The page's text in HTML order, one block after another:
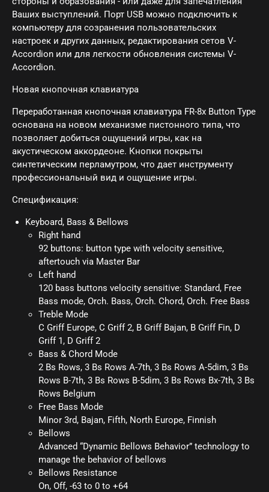
Ваших выступлений. Порт USB можно подключить к
компьютеру для созранения пользовательских
настроек и других данных, редактирования сетов V-
Accordion или для легкости обновления системы V-
Accordion.
Новая кнопочная клавиатура
Переработанная кнопочная клавиатура FR-8x Button Type
основана на новом механизме пистонного типа, что
позволяет добиться ощущений игры, как на
акустическом аккордеоне. Кнопки покрыты
синтетическим перламутром, что дает инструменту
профессиональный вид и ощущение игры.
Спецификация:
Keyboard, Bass & Bellows
Right hand
92 buttons: button type with velocity sensitive,
aftertouch via Master Bar
Left hand
120 bass buttons velocity sensitive: Standard, Free
Bass mode, Orch. Bass, Orch. Chord, Orch. Free Bass
Treble Mode
C Griff Europe, C Griff 2, B Griff Bajan, B Griff Fin, D
Griff 1, D Griff 2
Bass & Chord Mode
2 Bs Rows, 3 Bs Rows A-7th, 3 Bs Rows A-5dim, 3 Bs
Rows B-7th, 3 Bs Rows B-5dim, 3 Bs Rows Bx-7th, 3 Bs
Rows Belgium
Free Bass Mode
Minor 3rd, Bajan, Fifth, North Europe, Finnish
Bellows
Advanced “Dynamic Bellows Behavior” technology to
manage the behavior of bellows
Bellows Resistance
On, Off, -63 to 0 to +64